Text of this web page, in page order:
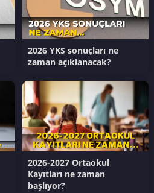
2026 YKS sonuçları ne
zaman açıklanacak?
2026-2027 Ortaokul
Kayıtları ne zaman
başlıyor?